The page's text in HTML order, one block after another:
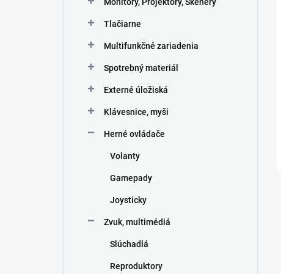
Tlačiarne
Multifunkčné zariadenia
Spotrebný materiál
Externé úložiská
Klávesnice, myši
Herné ovládače
Volanty
Gamepady
Joysticky
Zvuk, multimédiá
Slúchadlá
Reproduktory